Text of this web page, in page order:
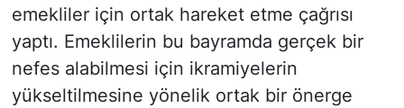
emekliler için ortak hareket etme çağrısı
yaptı. Emeklilerin bu bayramda gerçek bir
nefes alabilmesi için ikramiyelerin
yükseltilmesine yönelik ortak bir önerge